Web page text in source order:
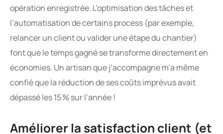
opération enregistrée. L’optimisation des tâches et
l’automatisation de certains process (par exemple,
relancer un client ou valider une étape du chantier)
font que le temps gagné se transforme directement en
économies. Un artisan que j’accompagne m’a même
confié que la réduction de ses coûts imprévus avait
dépassé les 15 % sur l’année !
Améliorer la satisfaction client (et